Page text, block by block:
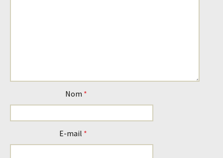
Nom *
E-mail *